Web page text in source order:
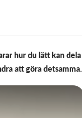
hur du lätt kan dela
att göra detsamma.